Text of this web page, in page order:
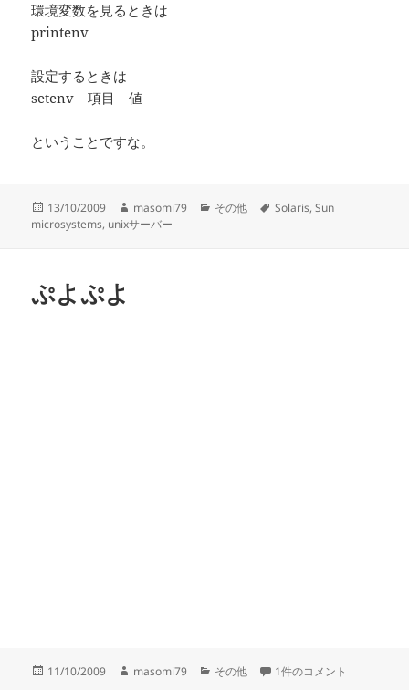
環境変数を見るときは
printenv
設定するときは
setenv 項目 値
ということですな。
投
稿
13/10/2009
作
成
masomi79
カ
その他
タ
Solaris,Sun
microsystems, unixサーバー
ぷよぷよ
投
11/10/2009
作
masomi79
カ
その他 ぷよぷよ への
1件のコメント